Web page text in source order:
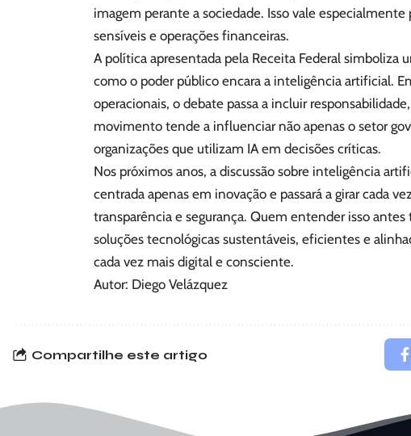
imagem perante a sociedade. Isso vale especialmente
sensíveis e operações financeiras.
A política apresentada pela Receita Federal
como o poder público encara a inteligência artificial.
operacionais, o debate passa a incluir
movimento tende a influenciar não apenas o setor
organizações que utilizam IA em decisões críticas.
Nos próximos anos, a discussão sobre inteligência
centrada apenas em inovação e passará a girar cada
transparência e segurança. Quem entender isso
soluções tecnológicas sustentáveis, eficientes e
cada vez mais digital e consciente.
Autor: Diego Velázquez
Compartilhe este artigo